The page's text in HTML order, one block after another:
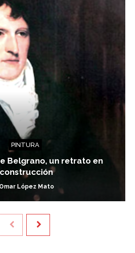
PINTURA
Belgrano, un retrato en
construcción
Omar López Mato